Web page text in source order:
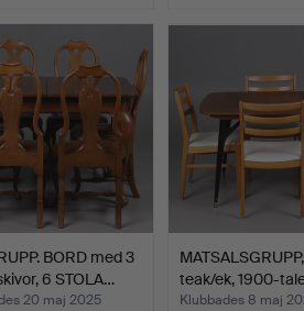
BORD med 3
6 STOLA…
20 maj 2025
teak/ek, 1900-
Klubbades 8 maj